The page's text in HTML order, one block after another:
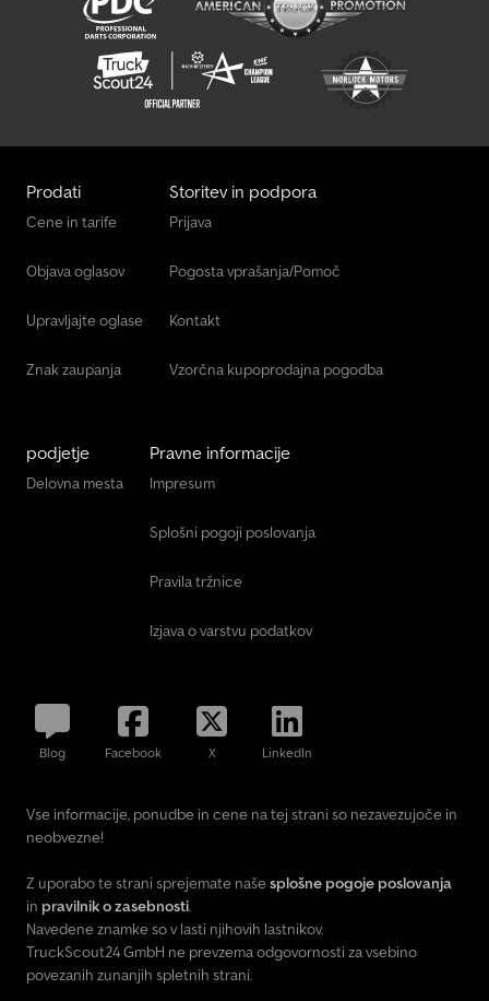
Prodati
Cene in tarife
Objava oglasov
Upravljajte oglase
Znak zaupanja
Storitev in podpora
Prijava
Pogosta vprašanja/Pomoč
Kontakt
Vzorčna kupoprodajna pogodba
podjetje
Delovna mesta
Pravne informacije
Impresum
Splošni pogoji poslovanja
Pravila tržnice
Izjava o varstvu podatkov
Blog Facebook X LinkedIn
Vse informacije, ponudbe in cene na tej strani so nezavezujoče in
neobvezne!
Z uporabo te strani sprejemate naše splošne pogoje poslovanja
in pravilnik o zasebnosti.
Navedene znamke so v lasti njihovih lastnikov.
TruckScout24 GmbH ne prevzema odgovornosti za vsebino
povezanih zunanjih spletnih strani.